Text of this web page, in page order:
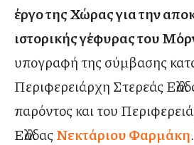
έργο της Χώρας για την
ιστορικής γέφυρας του
υπογραφή της σύμβασης
Περιφερειάρχη Στερεάς
παρόντος και του
Ελλάδας Νεκτάριου Φαρμάκη.